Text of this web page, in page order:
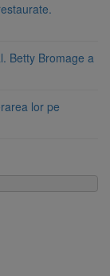
Betty Bromage a
lor pe